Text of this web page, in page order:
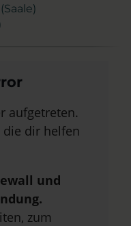
aufgetreten.
die dir helfen
und
zum